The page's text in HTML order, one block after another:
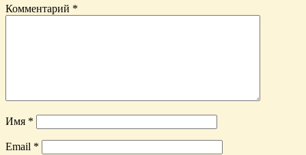
Комментарий *
Имя *
Email *